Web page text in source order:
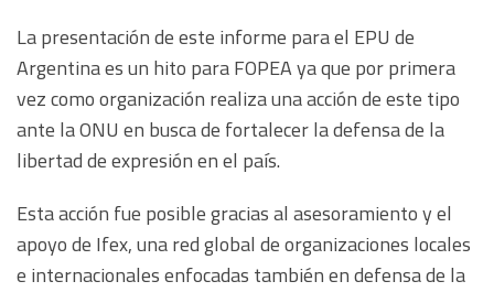
La presentación de este informe para el EPU de
Argentina es un hito para FOPEA ya que por primera
vez como organización realiza una acción de este tipo
ante la ONU en busca de fortalecer la defensa de la
libertad de expresión en el país.
Esta acción fue posible gracias al asesoramiento y el
apoyo de Ifex, una red global de organizaciones locales
e internacionales enfocadas también en defensa de la